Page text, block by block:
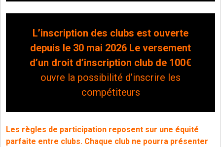
L’inscription des clubs est ouverte
depuis le 30 mai 2026 Le versement
d’un droit d’inscription club de 100€
ouvre la possibilité d’inscrire les
compétiteurs
Les règles de participation reposent sur une équité
parfaite entre clubs. Chaque club ne pourra présenter